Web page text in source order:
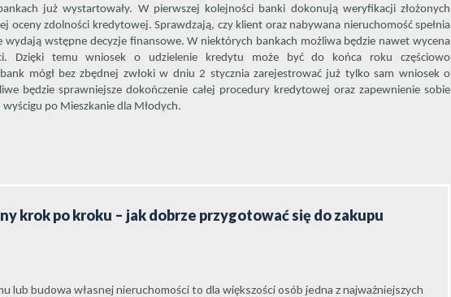
już wystartowały. W pierwszej kolejności banki dokonują weryfikacji złożonych
oceny zdolności kredytowej. Sprawdzają, czy klient oraz nabywana nieruchomość spełnia
wydają wstępne decyzje finansowe. W niektórych bankach możliwa będzie nawet wycena
Dzięki temu wniosek o udzielenie kredytu może być do końca roku częściowo
mógł bez zbędnej zwłoki w dniu 2 stycznia zarejestrować już tylko sam wniosek o
będzie sprawniejsze dokończenie całej procedury kredytowej oraz zapewnienie sobie
po Mieszkanie dla Młodych.
krok po kroku – jak dobrze przygotować się do zakupu
lub budowa własnej nieruchomości to dla większości osób jedna z najważniejszych